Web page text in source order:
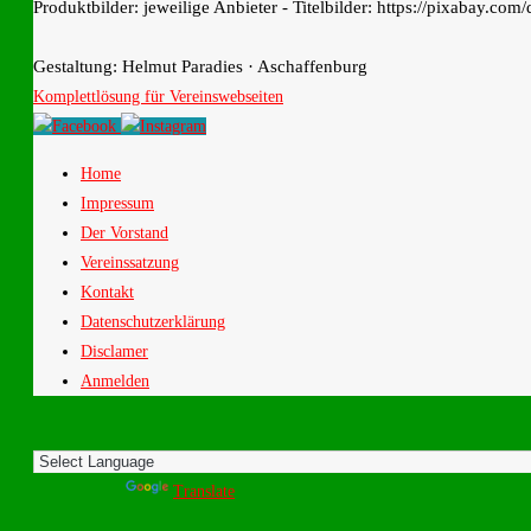
Produktbilder: jeweilige Anbieter - Titelbilder: https://pixabay.com/
Gestaltung: Helmut Paradies · Aschaffenburg
Komplettlösung für Vereinswebseiten
Home
Impressum
Der Vorstand
Vereinssatzung
Kontakt
Datenschutzerklärung
Disclamer
Anmelden
Translate